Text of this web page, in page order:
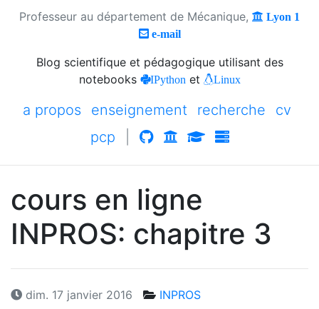
Professeur au département de Mécanique,
Lyon 1
e-mail
Blog scientifique et pédagogique utilisant des
notebooks
IPython et Linux
a propos enseignement recherche
cv
pcp
cours en ligne
INPROS: chapitre 3
dim. 17 janvier 2016
INPROS